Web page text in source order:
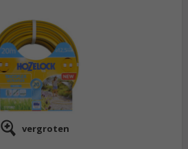
vergroten